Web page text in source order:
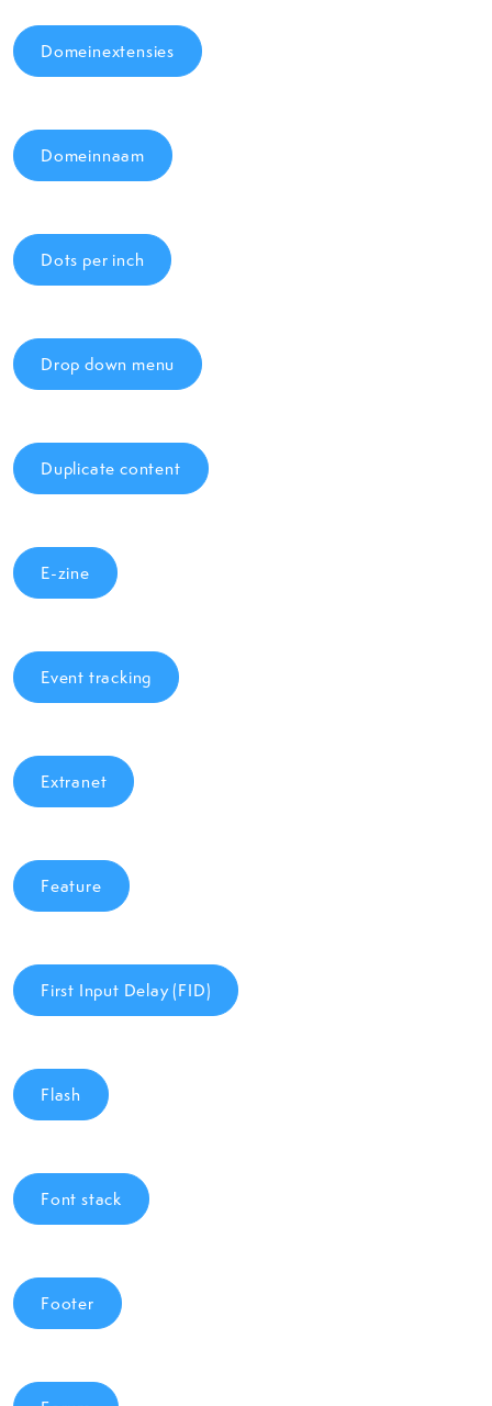
Domeinextensies
Domeinnaam
Dots per inch
Drop down menu
Duplicate content
E-zine
Event tracking
Extranet
Feature
First Input Delay (FID)
Flash
Font stack
Footer